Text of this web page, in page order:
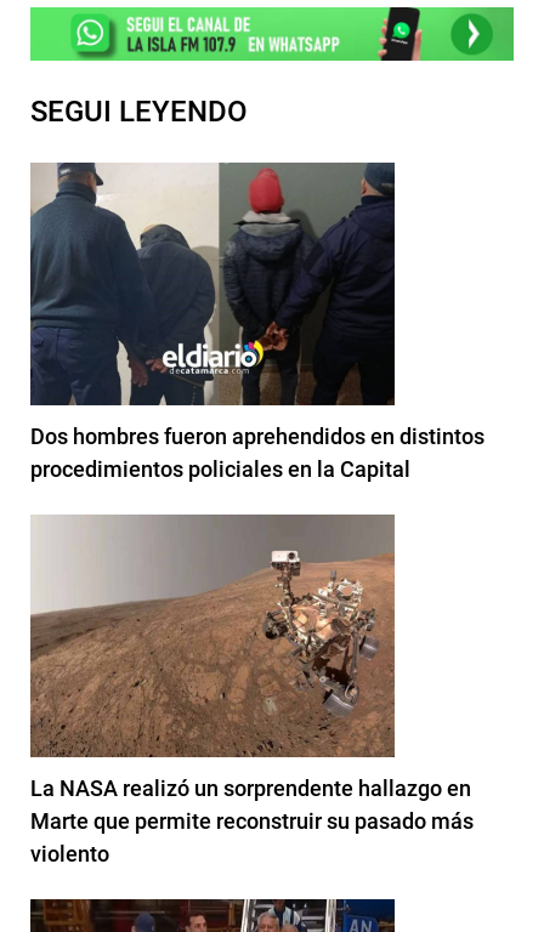
SEGUI LEYENDO
Dos hombres fueron aprehendidos en distintos
procedimientos policiales en la Capital
La NASA realizó un sorprendente hallazgo en
Marte que permite reconstruir su pasado más
violento